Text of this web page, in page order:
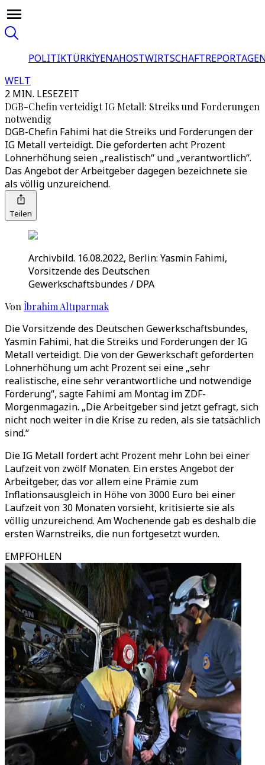
POLITIKTÜRKİYENAHOSTWIRTSCHAFT
WELT
2 MIN. LESEZEIT
DGB-Chefin verteidigt IG Metall: Streiks und Forderungen
notwendig
DGB-Chefin Fahimi hat die Streiks und Forderungen der
IG Metall verteidigt. Die geforderten acht Prozent
Lohnerhöhung seien „realistisch“ und „verantwortlich“.
Das Angebot der Arbeitgeber dagegen bezeichnete sie
als völlig unzureichend.
Teilen
Archivbild. 16.08.2022, Berlin: Yasmin Fahimi,
Vorsitzende des Deutschen
Gewerkschaftsbundes / DPA
Von İbrahim Altıparmak
Die Vorsitzende des Deutschen Gewerkschaftsbundes,
Yasmin Fahimi, hat die Streiks und Forderungen der IG
Metall verteidigt. Die von der Gewerkschaft geforderten
Lohnerhöhung um acht Prozent sei eine „sehr
realistische, eine sehr verantwortliche und notwendige
Forderung“, sagte Fahimi am Montag im ZDF-
Morgenmagazin. „Die Arbeitgeber sind jetzt gefragt, sich
nicht noch weiter in die Krise zu reden, als sie tatsächlich
sind.“
Die IG Metall fordert acht Prozent mehr Lohn bei einer
Laufzeit von zwölf Monaten. Ein erstes Angebot der
Arbeitgeber, das vor allem eine Prämie zum
Inflationsausgleich in Höhe von 3000 Euro bei einer
Laufzeit von 30 Monaten vorsieht, kritisierte sie als
völlig unzureichend. Am Wochenende gab es deshalb die
ersten Warnstreiks, die nun fortgesetzt wurden.
EMPFOHLEN